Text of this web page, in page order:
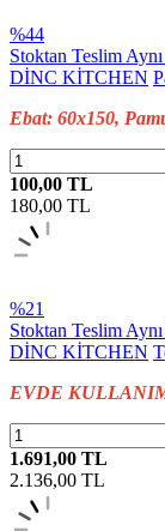
%44
Stoktan Teslim
DİNC KİTCHEN
Ebat: 60x150,
100,00 TL
180,00 TL
%21
Stoktan Teslim
DİNC KİTCHEN
EVDE
1.691,00 TL
2.136,00 TL